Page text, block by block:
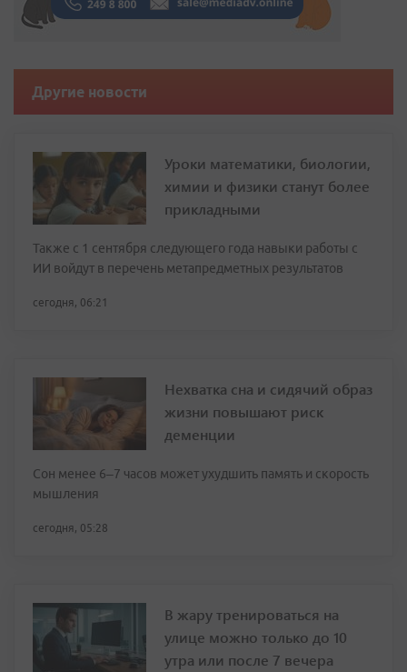
Другие новости
Уроки математики, биологии,
химии и физики станут более
прикладными
Также с 1 сентября следующего года навыки работы с
ИИ войдут в перечень метапредметных результатов
сегодня, 06:21
Нехватка сна и сидячий образ
жизни повышают риск
деменции
Сон менее 6–7 часов может ухудшить память и скорость
мышления
сегодня, 05:28
В жару тренироваться на
улице можно только до 10
утра или после 7 вечера